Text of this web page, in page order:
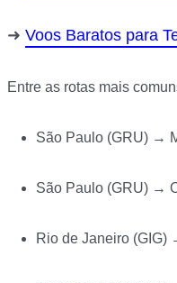
Voos Baratos para
Entre as rotas mais
São Paulo (GRU) →
São Paulo (GRU) →
Rio de Janeiro (GIG)